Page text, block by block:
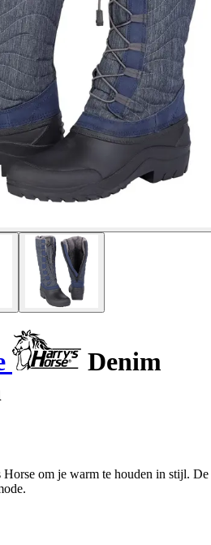
Denim
om je warm te houden in stijl. De